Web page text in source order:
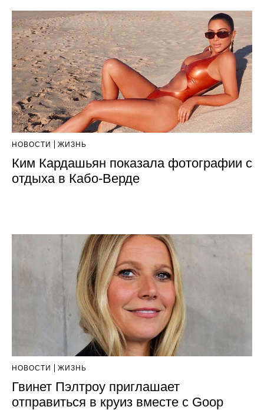
НОВОСТИ ЖИЗНЬ
Ким Кардашьян показала фотографии с
отдыха в Кабо-Верде
НОВОСТИ ЖИЗНЬ
Гвинет Пэлтроу приглашает
отправиться в круиз вместе с Goop